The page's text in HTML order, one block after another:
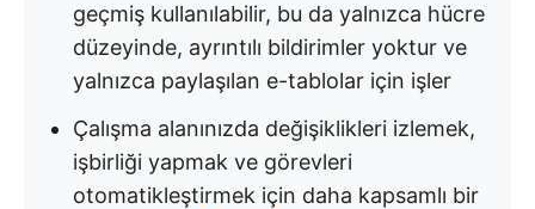
geçmiş kullanılabilir, bu da yalnızca hücre
düzeyinde, ayrıntılı bildirimler yoktur ve
yalnızca paylaşılan e-tablolar için işler
Çalışma alanınızda değişiklikleri izlemek,
işbirliği yapmak ve görevleri
otomatikleştirmek için daha kapsamlı bir